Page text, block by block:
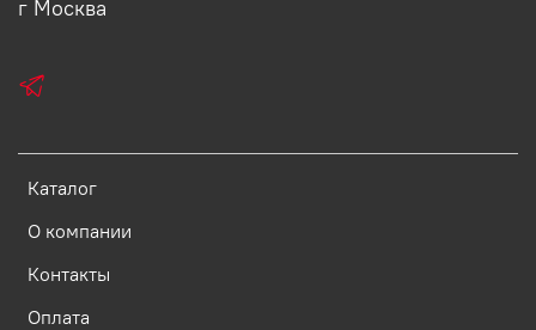
Каталог
О компании
Контакты
Оплата
г Москва